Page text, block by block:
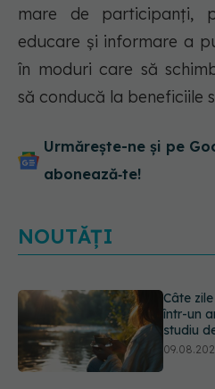
mare de participanți,
educare și informare a
în moduri care să
să conducă la beneficiile
Urmărește-ne și pe
abonează‑te!
NOUTĂȚI
bolnavii